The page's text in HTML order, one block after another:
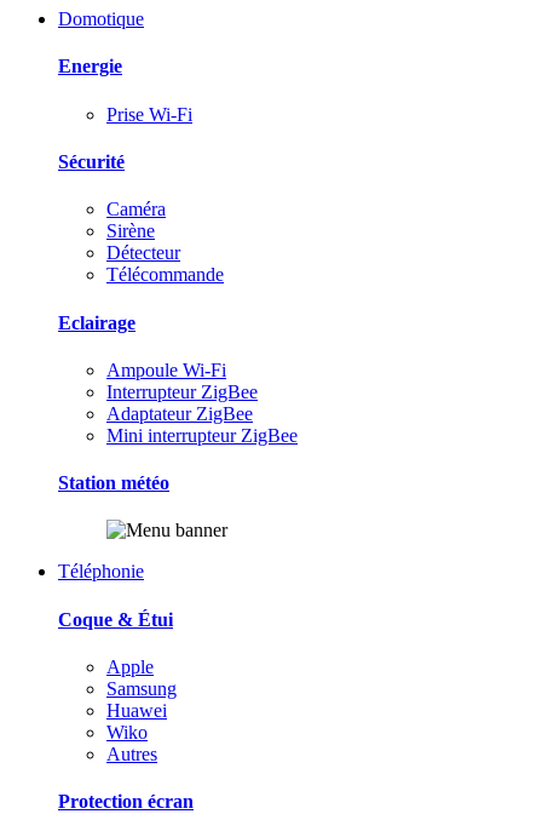
Domotique
Energie
Prise Wi-Fi
Sécurité
Caméra
Sirène
Détecteur
Télécommande
Eclairage
Ampoule Wi-Fi
Interrupteur ZigBee
Adaptateur ZigBee
Mini interrupteur ZigBee
Station météo
Téléphonie
Coque & Étui
Apple
Samsung
Huawei
Wiko
Autres
Protection écran